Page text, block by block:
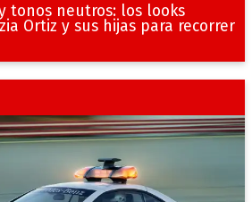
tonos neutros: los looks
Ortiz y sus hijas para recorrer